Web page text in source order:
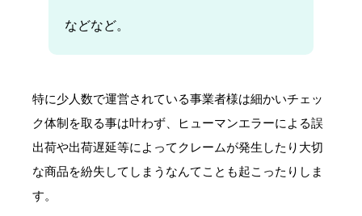
などなど。
特に少人数で運営されている事業者様は細かいチェッ
ク体制を取る事は叶わず、ヒューマンエラーによる誤
出荷や出荷遅延等によってクレームが発生したり大切
な商品を紛失してしまうなんてことも起こったりしま
す。